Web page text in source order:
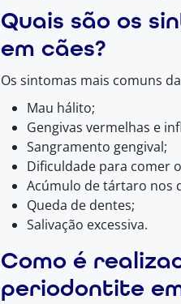
Quais são os
em cães?
Os sintomas mais comuns da
Mau hálito;
Gengivas vermelhas e
Sangramento gengival;
Dificuldade para comer
Acúmulo de tártaro nos
Queda de dentes;
Salivação excessiva.
Como é
periodontite